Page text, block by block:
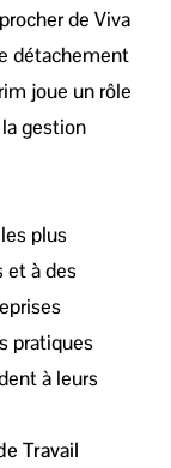
de Viva
détachement
joue un rôle
gestion
plus
et à des
pratiques
à leurs
Travail